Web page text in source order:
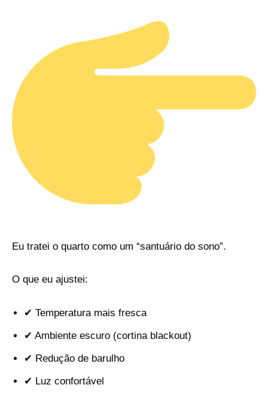
Eu tratei o quarto como um “santuário do sono”.
O que eu ajustei:
✔ Temperatura mais fresca
✔ Ambiente escuro (cortina blackout)
✔ Redução de barulho
✔ Luz confortável